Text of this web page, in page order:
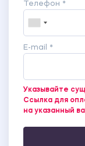
Телефон *
E-mail *
Указывайте
Ссылка для
на указанный